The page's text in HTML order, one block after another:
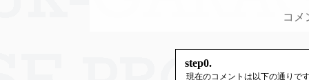
コメ
step0.
現在のコメントは以下の通りで